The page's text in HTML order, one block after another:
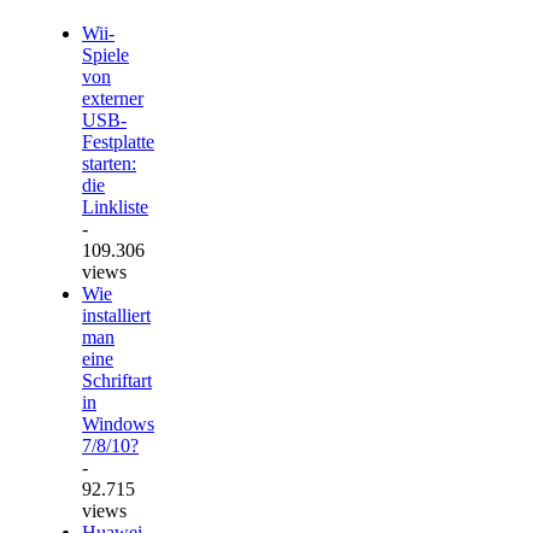
Wii-
Spiele
von
externer
USB-
Festplatte
starten:
die
Linkliste
-
109.306
views
Wie
installiert
man
eine
Schriftart
in
Windows
7/8/10?
-
92.715
views